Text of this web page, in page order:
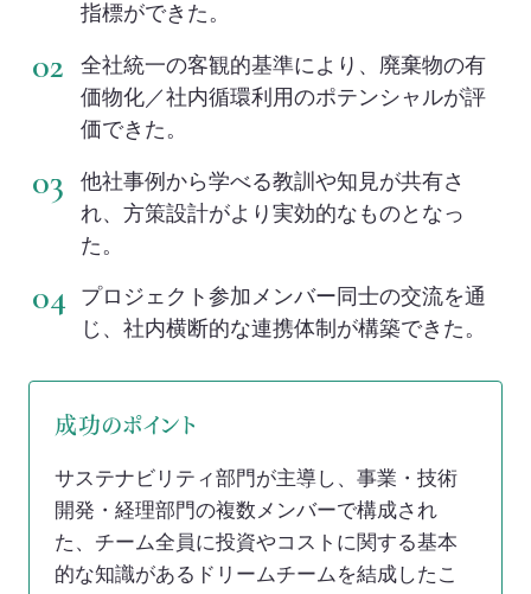
指標ができた。
全社統一の客観的基準により、廃棄物の有
価物化／社内循環利用のポテンシャルが評
価できた。
他社事例から学べる教訓や知見が共有さ
れ、方策設計がより実効的なものとなっ
た。
プロジェクト参加メンバー同士の交流を通
じ、社内横断的な連携体制が構築できた。
成功のポイント
サステナビリティ部門が主導し、事業・技術
開発・経理部門の複数メンバーで構成され
た、チーム全員に投資やコストに関する基本
的な知識があるドリームチームを結成したこ